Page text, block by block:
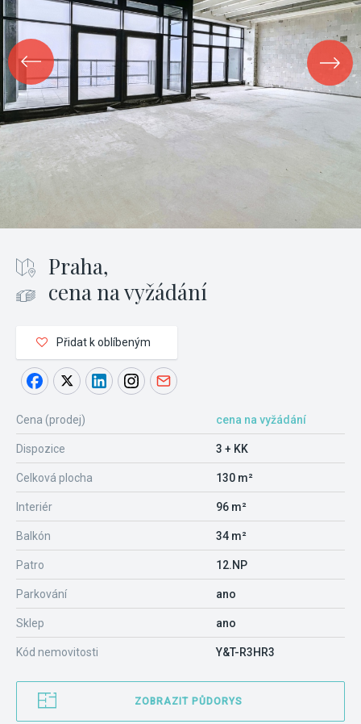
Praha,
cena na vyžádání
Přidat k oblíbeným
Cena (prodej) cena na vyžádání
Dispozice 3 + KK
Celková plocha 130 m²
Interiér 96 m²
Balkón 34 m²
Patro 12.NP
Parkování ano
Sklep ano
Kód nemovitosti Y&T-R3HR3
ZOBRAZIT PŮDORYS